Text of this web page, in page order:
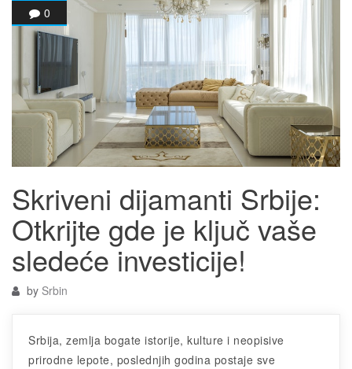
0
Skriveni dijamanti Srbije:
Otkrijte gde je ključ vaše
sledeće investicije!
by Srbin
Srbija, zemlja bogate istorije, kulture i neopisive
prirodne lepote, poslednjih godina postaje sve